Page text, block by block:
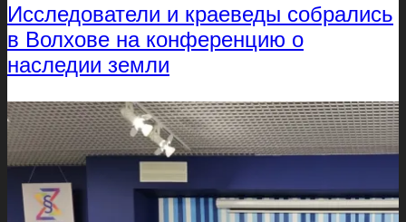
Исследователи и краеведы собрались
в Волхове на конференцию о
наследии земли